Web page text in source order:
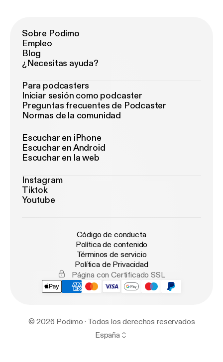
Sobre Podimo
Empleo
Blog
¿Necesitas ayuda?
Para podcasters
Iniciar sesión como podcaster
Preguntas frecuentes de Podcaster
Normas de la comunidad
Escuchar en iPhone
Escuchar en Android
Escuchar en la web
Instagram
Tiktok
Youtube
Código de conducta
Política de contenido
Términos de servicio
Política de Privacidad
Página con Certificado SSL
© 2026 Podimo · Todos los derechos reservados
España